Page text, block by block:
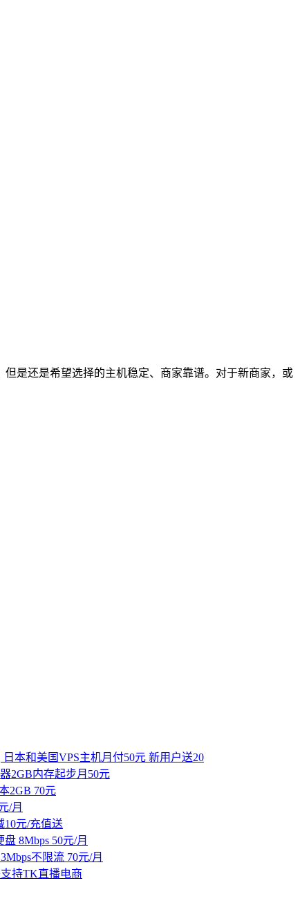
是还是希望选择的主机稳定、商家靠谱。对于新商家，或
本和美国VPS主机月付50元 新用户送20
2GB内存起步月50元
2GB 70元
/月
10元/充值送
8Mbps 50元/月
不限流 70元/月
支持TK直播电商